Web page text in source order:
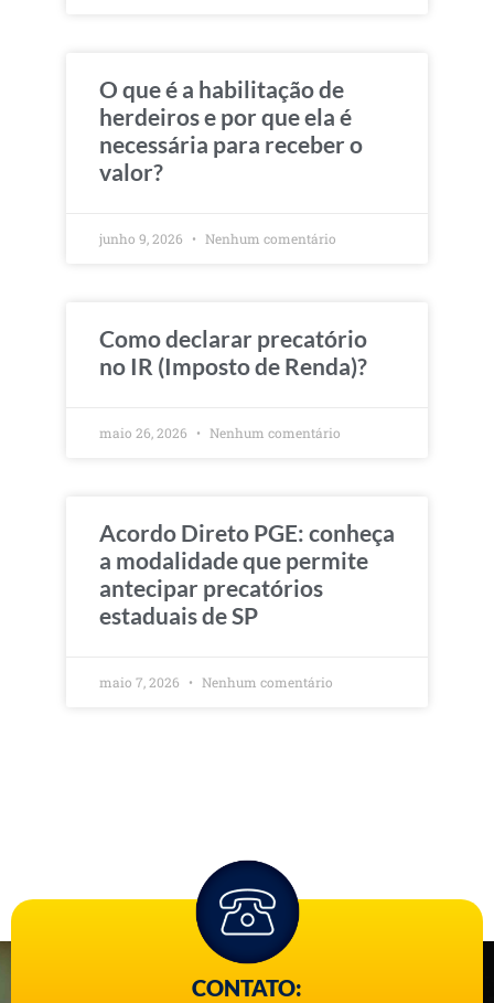
O que é a habilitação de
herdeiros e por que ela é
necessária para receber o
valor?
junho 9, 2026 Nenhum comentário
Como declarar precatório
no IR (Imposto de Renda)?
maio 26, 2026 Nenhum comentário
Acordo Direto PGE: conheça
a modalidade que permite
antecipar precatórios
estaduais de SP
maio 7, 2026 Nenhum comentário
CONTATO: